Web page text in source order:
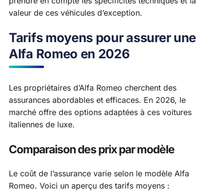
valeur de ces véhicules d’exception.
Tarifs moyens pour assurer une
Alfa Romeo en 2026
Les propriétaires d’Alfa Romeo cherchent des
assurances abordables et efficaces. En 2026, le
marché offre des options adaptées à ces voitures
italiennes de luxe.
Comparaison des prix par modèle
Le coût de l’assurance varie selon le modèle Alfa
Romeo. Voici un aperçu des tarifs moyens :